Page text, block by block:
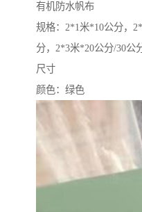
有机防水帆布
规格：2*1米*10公分，
分，2*3米*20公分/30公
尺寸
颜色：绿色